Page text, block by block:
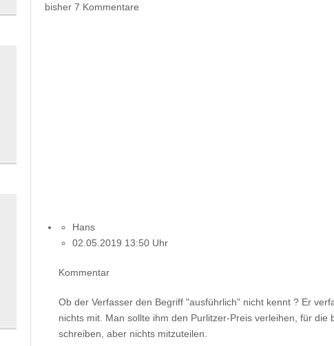
bisher 7 Kommentare
Hans
02.05.2019 13:50 Uhr
Kommentar
Ob der Verfasser den Begriff "ausführlich" nicht kennt ? Er
nichts mit. Man sollte ihm den Purlitzer-Preis verleihen, für die
schreiben, aber nichts mitzuteilen.